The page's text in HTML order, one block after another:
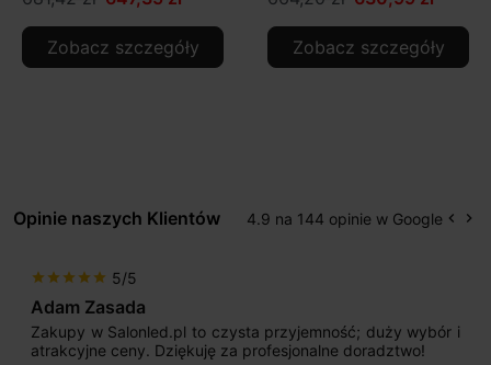
Zobacz szczegóły Zobacz szczegóły
Opinie naszych Klientów 4.9 na 144 opinie w Google keyboard_arrow_left keyboard_arrow_right
star star star star star 5/5
Adam Zasada
Zakupy w Salonled.pl to czysta przyjemność; duży wybór i
atrakcyjne ceny. Dziękuję za profesjonalne doradztwo!